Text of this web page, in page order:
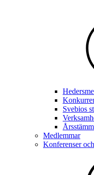
Svebios
Medlemmar
Konferenser